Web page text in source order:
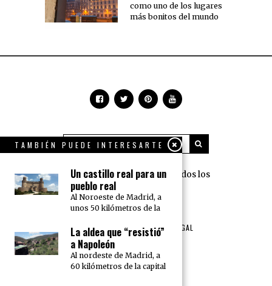
como uno de los lugares
más bonitos del mundo
360 Grados Press © 2018 Todos los
derechos reservados.
NOSOTROS
PUBLICIDAD
TÉRMINOS DE USO Y AVISO LEGAL
POLÍTICA DE PRIVACIDAD
TAMBIÉN PUEDE INTERESARTE
Un castillo real para un
pueblo real
Al Noroeste de Madrid, a
unos 50 kilómetros de la
La aldea que “resistió”
a Napoleón
Al nordeste de Madrid, a
60 kilómetros de la capital